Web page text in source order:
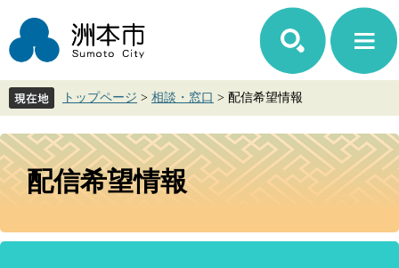
ジ
先
す。
ュ
を
し
て
トップページ > 相談・窓口 > 配信希望情報
本
文
配信希望情報